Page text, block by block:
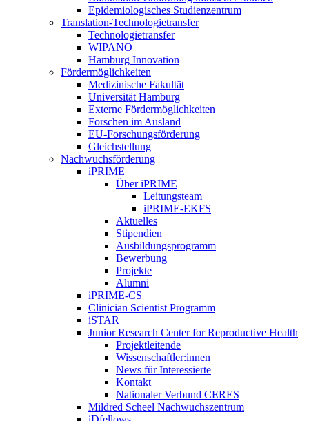
Epidemiologisches Studienzentrum
Translation-Technologietransfer
Technologietransfer
WIPANO
Hamburg Innovation
Fördermöglichkeiten
Medizinische Fakultät
Universität Hamburg
Externe Fördermöglichkeiten
Forschen im Ausland
EU-Forschungsförderung
Gleichstellung
Nachwuchsförderung
iPRIME
Über iPRIME
Leitungsteam
iPRIME-EKFS
Aktuelles
Stipendien
Ausbildungsprogramm
Bewerbung
Projekte
Alumni
iPRIME-CS
Clinician Scientist Programm
iSTAR
Junior Research Center for Reproductive Health
Projektleitende
Wissenschaftler:innen
News für Interessierte
Kontakt
Nationaler Verbund CERES
Mildred Scheel Nachwuchszentrum